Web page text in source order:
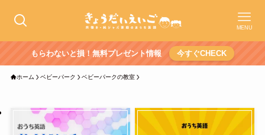
MENU
もらわないと損！無料プレゼント情報 今すぐCHECK
ホーム ベビーパーク ベビーパークの教室